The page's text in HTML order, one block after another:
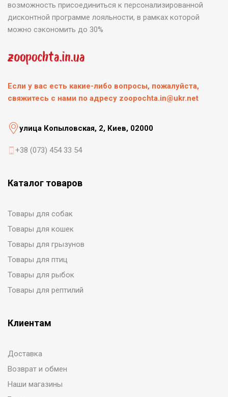
возможность присоединиться к персонализированной
дисконтной программе лояльности, в рамках которой
можно сэкономить до 30%
Если у вас есть какие-либо вопросы, пожалуйста,
свяжитесь с нами по адресу zoopochta.in@ukr.net
улица Копыловская, 2, Киев, 02000
+38 (073) 454 33 54
Каталог товаров
Товары для собак
Товары для кошек
Товары для грызунов
Товары для птиц
Товары для рыбок
Товары для рептилий
Клиентам
Доставка
Возврат и обмен
Наши магазины